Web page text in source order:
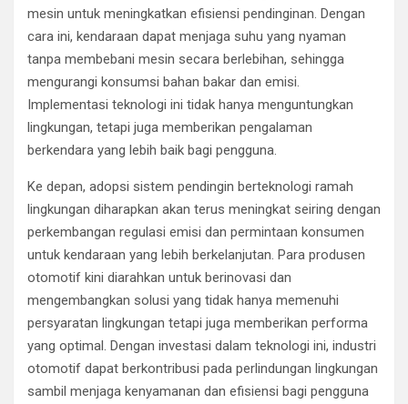
mesin untuk meningkatkan efisiensi pendinginan. Dengan
cara ini, kendaraan dapat menjaga suhu yang nyaman
tanpa membebani mesin secara berlebihan, sehingga
mengurangi konsumsi bahan bakar dan emisi.
Implementasi teknologi ini tidak hanya menguntungkan
lingkungan, tetapi juga memberikan pengalaman
berkendara yang lebih baik bagi pengguna.
Ke depan, adopsi sistem pendingin berteknologi ramah
lingkungan diharapkan akan terus meningkat seiring dengan
perkembangan regulasi emisi dan permintaan konsumen
untuk kendaraan yang lebih berkelanjutan. Para produsen
otomotif kini diarahkan untuk berinovasi dan
mengembangkan solusi yang tidak hanya memenuhi
persyaratan lingkungan tetapi juga memberikan performa
yang optimal. Dengan investasi dalam teknologi ini, industri
otomotif dapat berkontribusi pada perlindungan lingkungan
sambil menjaga kenyamanan dan efisiensi bagi pengguna